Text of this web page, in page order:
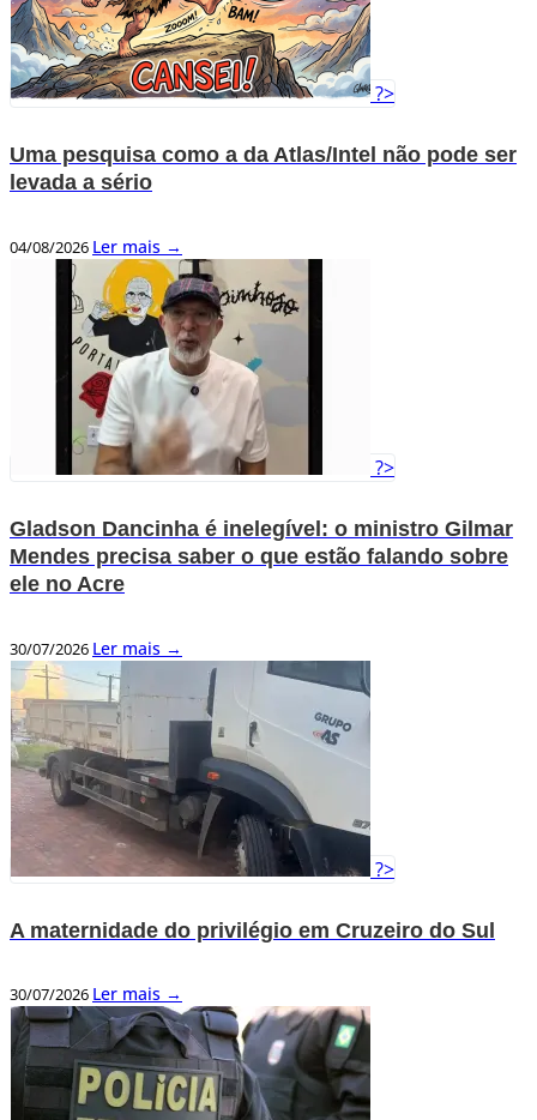
?>
Uma pesquisa como a da Atlas/Intel não pode ser
levada a sério
04/08/2026 Ler mais →
?>
Gladson Dancinha é inelegível: o ministro Gilmar
Mendes precisa saber o que estão falando sobre
ele no Acre
30/07/2026 Ler mais →
?>
A maternidade do privilégio em Cruzeiro do Sul
30/07/2026 Ler mais →